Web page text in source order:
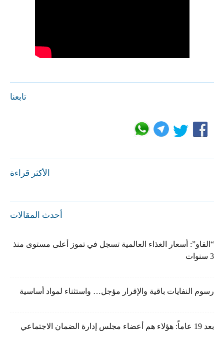
تابعنا
الأكثر قراءة
أحدث المقالات
“الفاو”: أسعار الغذاء العالمية تسجل في تموز أعلى مستوى منذ
3 سنوات
رسوم النفايات باقية والإقرار مؤجل… واستثناء لمواد أساسية
بعد 19 عاماً: هؤلاء هم أعضاء مجلس إدارة الضمان الاجتماعي